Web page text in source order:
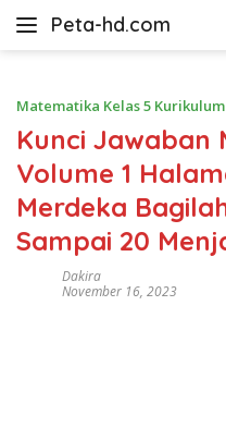
Peta-hd.com
Kumpulan
HD
Matematika Kelas 5
Kunci Jawaban
Volume 1
Merdeka
Sampai 20
Dakira
November 16, 2023